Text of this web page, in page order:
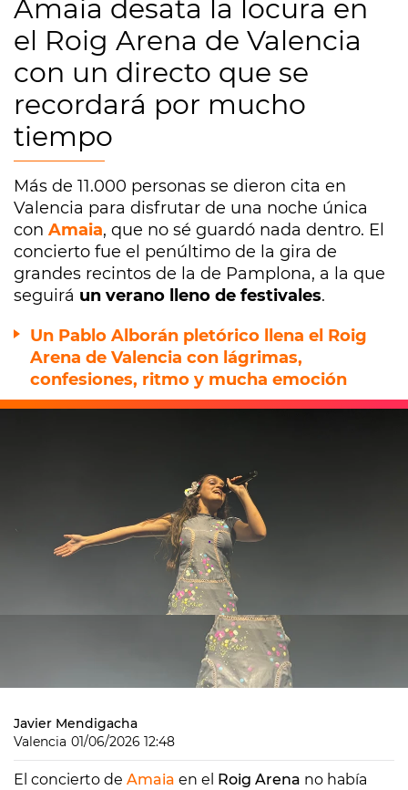
Amaia desata la locura en
el Roig Arena de Valencia
con un directo que se
recordará por mucho
tiempo
Más de 11.000 personas se dieron cita en
Valencia para disfrutar de una noche única
con Amaia, que no sé guardó nada dentro. El
concierto fue el penúltimo de la gira de
grandes recintos de la de Pamplona, a la que
seguirá un verano lleno de festivales.
Un Pablo Alborán pletórico llena el Roig
Arena de Valencia con lágrimas,
confesiones, ritmo y mucha emoción
Javier Mendigacha
Valencia 01/06/2026 12:48
El concierto de Amaia en el Roig Arena no había